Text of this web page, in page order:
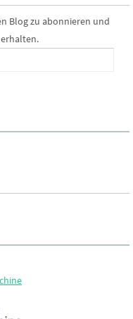
Blog zu abonnieren und